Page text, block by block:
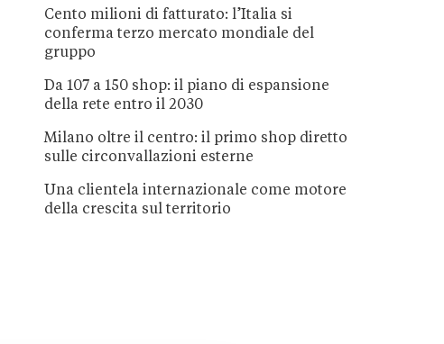
Cento milioni di fatturato: l’Italia si
conferma terzo mercato mondiale del
gruppo
Da 107 a 150 shop: il piano di espansione
della rete entro il 2030
Milano oltre il centro: il primo shop diretto
sulle circonvallazioni esterne
Una clientela internazionale come motore
della crescita sul territorio